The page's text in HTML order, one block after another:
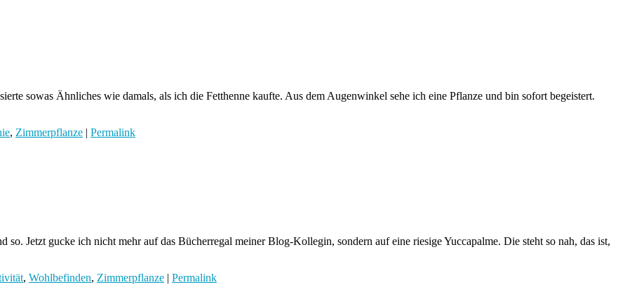
sowas Ähnliches wie damals, als ich die Fetthenne kaufte. Aus dem Augenwinkel sehe ich eine Pflanze und bin sofort begeistert.
, Zimmerpflanze | Permalink
Jetzt gucke ich nicht mehr auf das Bücherregal meiner Blog-Kollegin, sondern auf eine riesige Yuccapalme. Die steht so nah, das ist,
, Wohlbefinden, Zimmerpflanze | Permalink